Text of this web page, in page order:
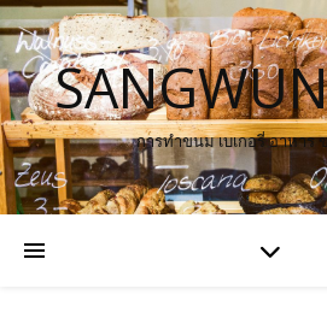
การทำขนม เบเกอรี่ อาหาร